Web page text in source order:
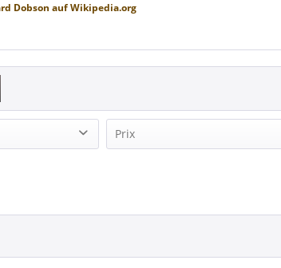
Dobson aufWikipedia.org
Prix